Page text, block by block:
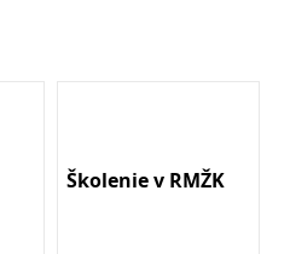
Školenie v RMŽK